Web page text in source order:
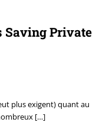
Saving Private
plus exigent) quant au
[…]